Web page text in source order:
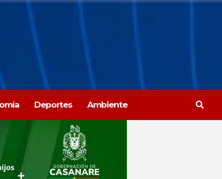
Deportes Ambiente Buscar